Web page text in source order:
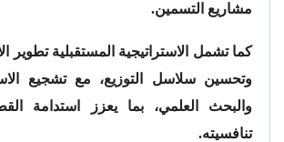
مشاريع التسمين.
كما تشمل الاستراتيجية المستقبلية تطوير
وتحسين سلاسل التوزيع، مع تشجيع
والبحث العلمي، بما يعزز استدامة
تنافسيته.